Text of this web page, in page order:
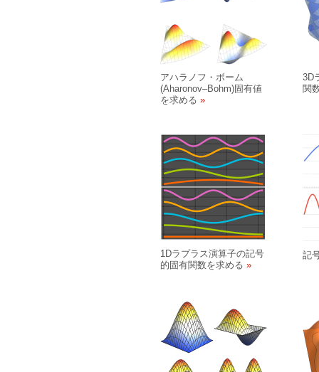
アハラノフ・ボーム
(Aharonov–Bohm)固有値
を求める
3D
関
1Dラプラス演算子の記号
的固有関数を求める
記